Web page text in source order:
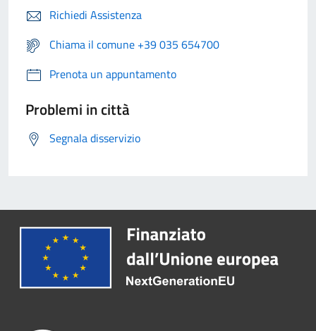
Richiedi Assistenza
Chiama il comune +39 035 654700
Prenota un appuntamento
Problemi in città
Segnala disservizio